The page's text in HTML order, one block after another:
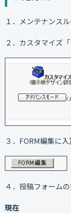
１．メンテナンス
２．カスタマイズ
３．FORM編集に入
４．投稿フォーム
現在